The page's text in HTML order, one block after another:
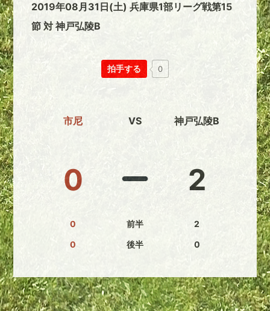
2019年08月31日(土) 兵庫県1部リーグ戦第15
節 対 神戸弘陵B
拍手する 0
市尼
0
0
0
VS
前半
後半
神戸弘陵B
2
2
0